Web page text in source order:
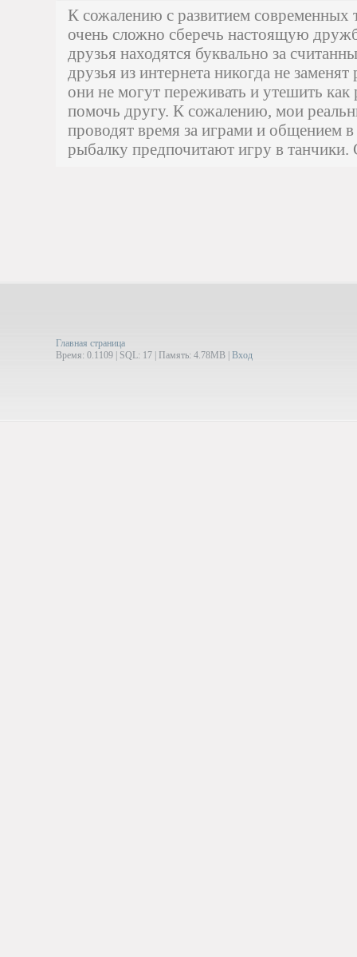
К сожалению с развитием современных
очень сложно сберечь настоящую
друзья находятся буквально за
друзья из интернета никогда не
они не могут переживать и утешить как
помочь другу. К сожалению, мои
проводят время за играми и общением в
рыбалку предпочитают игру в
Главная страница
Время: 0.1109 | SQL: 17 | Память: 4.78MB Вход